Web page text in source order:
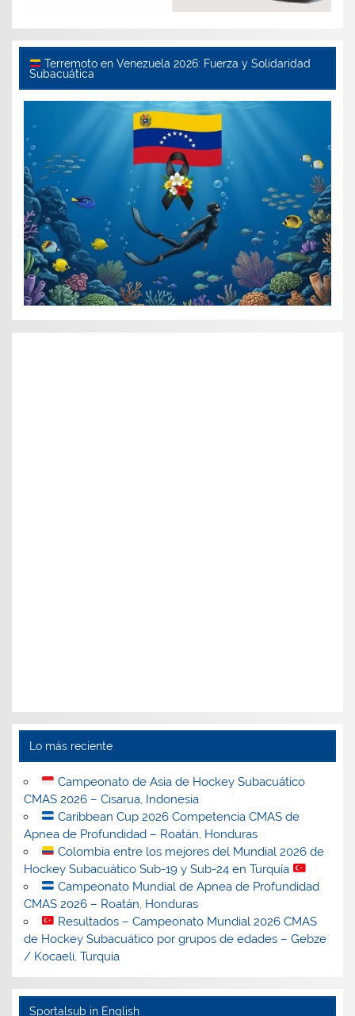
Terremoto en Venezuela 2026: Fuerza y Solidaridad
Subacuática
Lo más reciente
Campeonato de Asia de Hockey Subacuático
CMAS 2026 – Cisarua, Indonesia
Caribbean Cup 2026 Competencia CMAS de
Apnea de Profundidad – Roatán, Honduras
Colombia entre los mejores del Mundial 2026 de
Hockey Subacuático Sub-19 y Sub-24 en Turquía
Campeonato Mundial de Apnea de Profundidad
CMAS 2026 – Roatán, Honduras
Resultados – Campeonato Mundial 2026 CMAS
de Hockey Subacuático por grupos de edades – Gebze
/ Kocaeli, Turquía
Sportalsub in English